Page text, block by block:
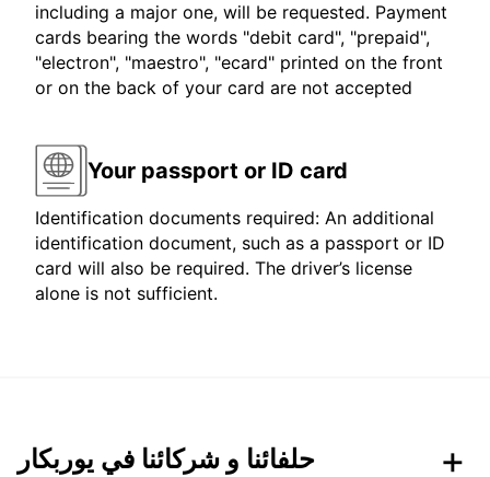
including a major one, will be requested. Payment
cards bearing the words "debit card", "prepaid",
"electron", "maestro", "ecard" printed on the front
or on the back of your card are not accepted
Your passport or ID card
Identification documents required: An additional
identification document, such as a passport or ID
card will also be required. The driver’s license
alone is not sufficient.
حلفائنا و شركائنا في يوربكار